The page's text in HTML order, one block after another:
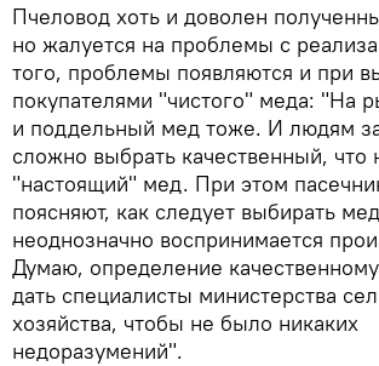
Пчеловод хоть и доволен
но жалуется на проблемы с
того, проблемы появляются и при
покупателями "чистого" меда: "На
и поддельный мед тоже. И людям
сложно выбрать качественный, что
"настоящий" мед. При этом
поясняют, как следует выбирать
неоднозначно воспринимается
Думаю, определение
дать специалисты министерства
хозяйства, чтобы не было никаких
недоразумений".